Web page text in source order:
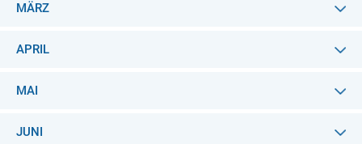
MÄRZ
APRIL
MAI
JUNI